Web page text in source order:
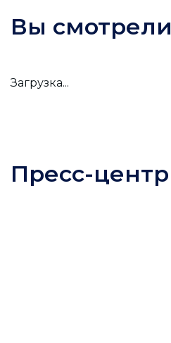
Вы смотрели
Загрузка...
Пресс-центр